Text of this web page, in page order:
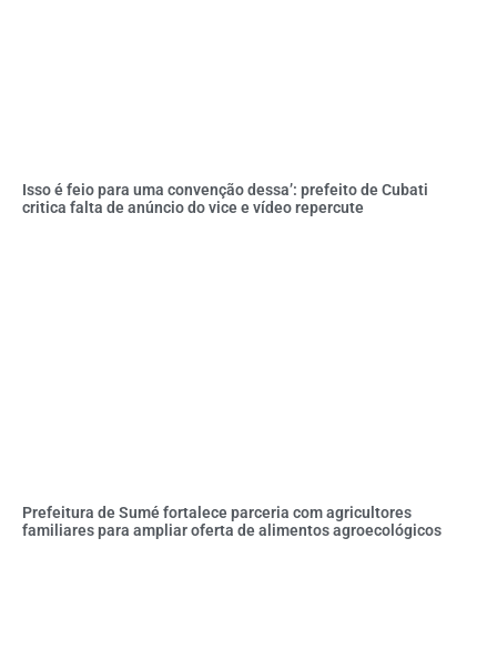
Isso é feio para uma convenção dessa’: prefeito de Cubati
critica falta de anúncio do vice e vídeo repercute
Prefeitura de Sumé fortalece parceria com agricultores
familiares para ampliar oferta de alimentos agroecológicos